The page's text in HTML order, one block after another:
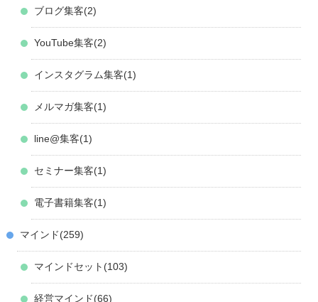
ブログ集客 2
YouTube集客 2
インスタグラム集客 1
メルマガ集客 1
line@集客 1
セミナー集客 1
電子書籍集客 1
マインド 259
マインドセット 103
経営マインド 66